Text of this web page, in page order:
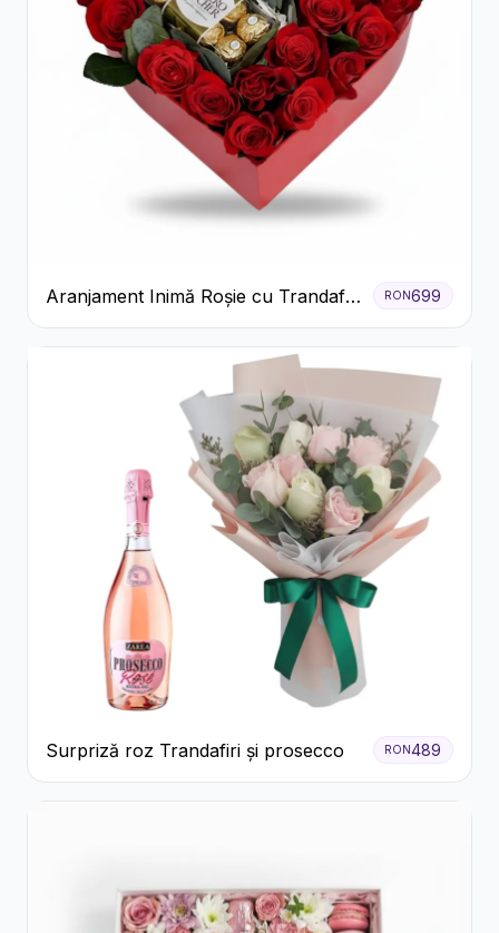
Aranjament Inimă Roșie cu Trandafiri
și Ferrero Rocher Premium
RON699
Surpriză roz Trandafiri și prosecco RON489